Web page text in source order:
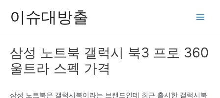
이슈대방출
삼성 노트북 갤럭시 북3 프로 360
울트라 스펙 가격
삼성 노트북은 갤럭시북이라는 브랜드인데 최근 출시한 갤럭시북